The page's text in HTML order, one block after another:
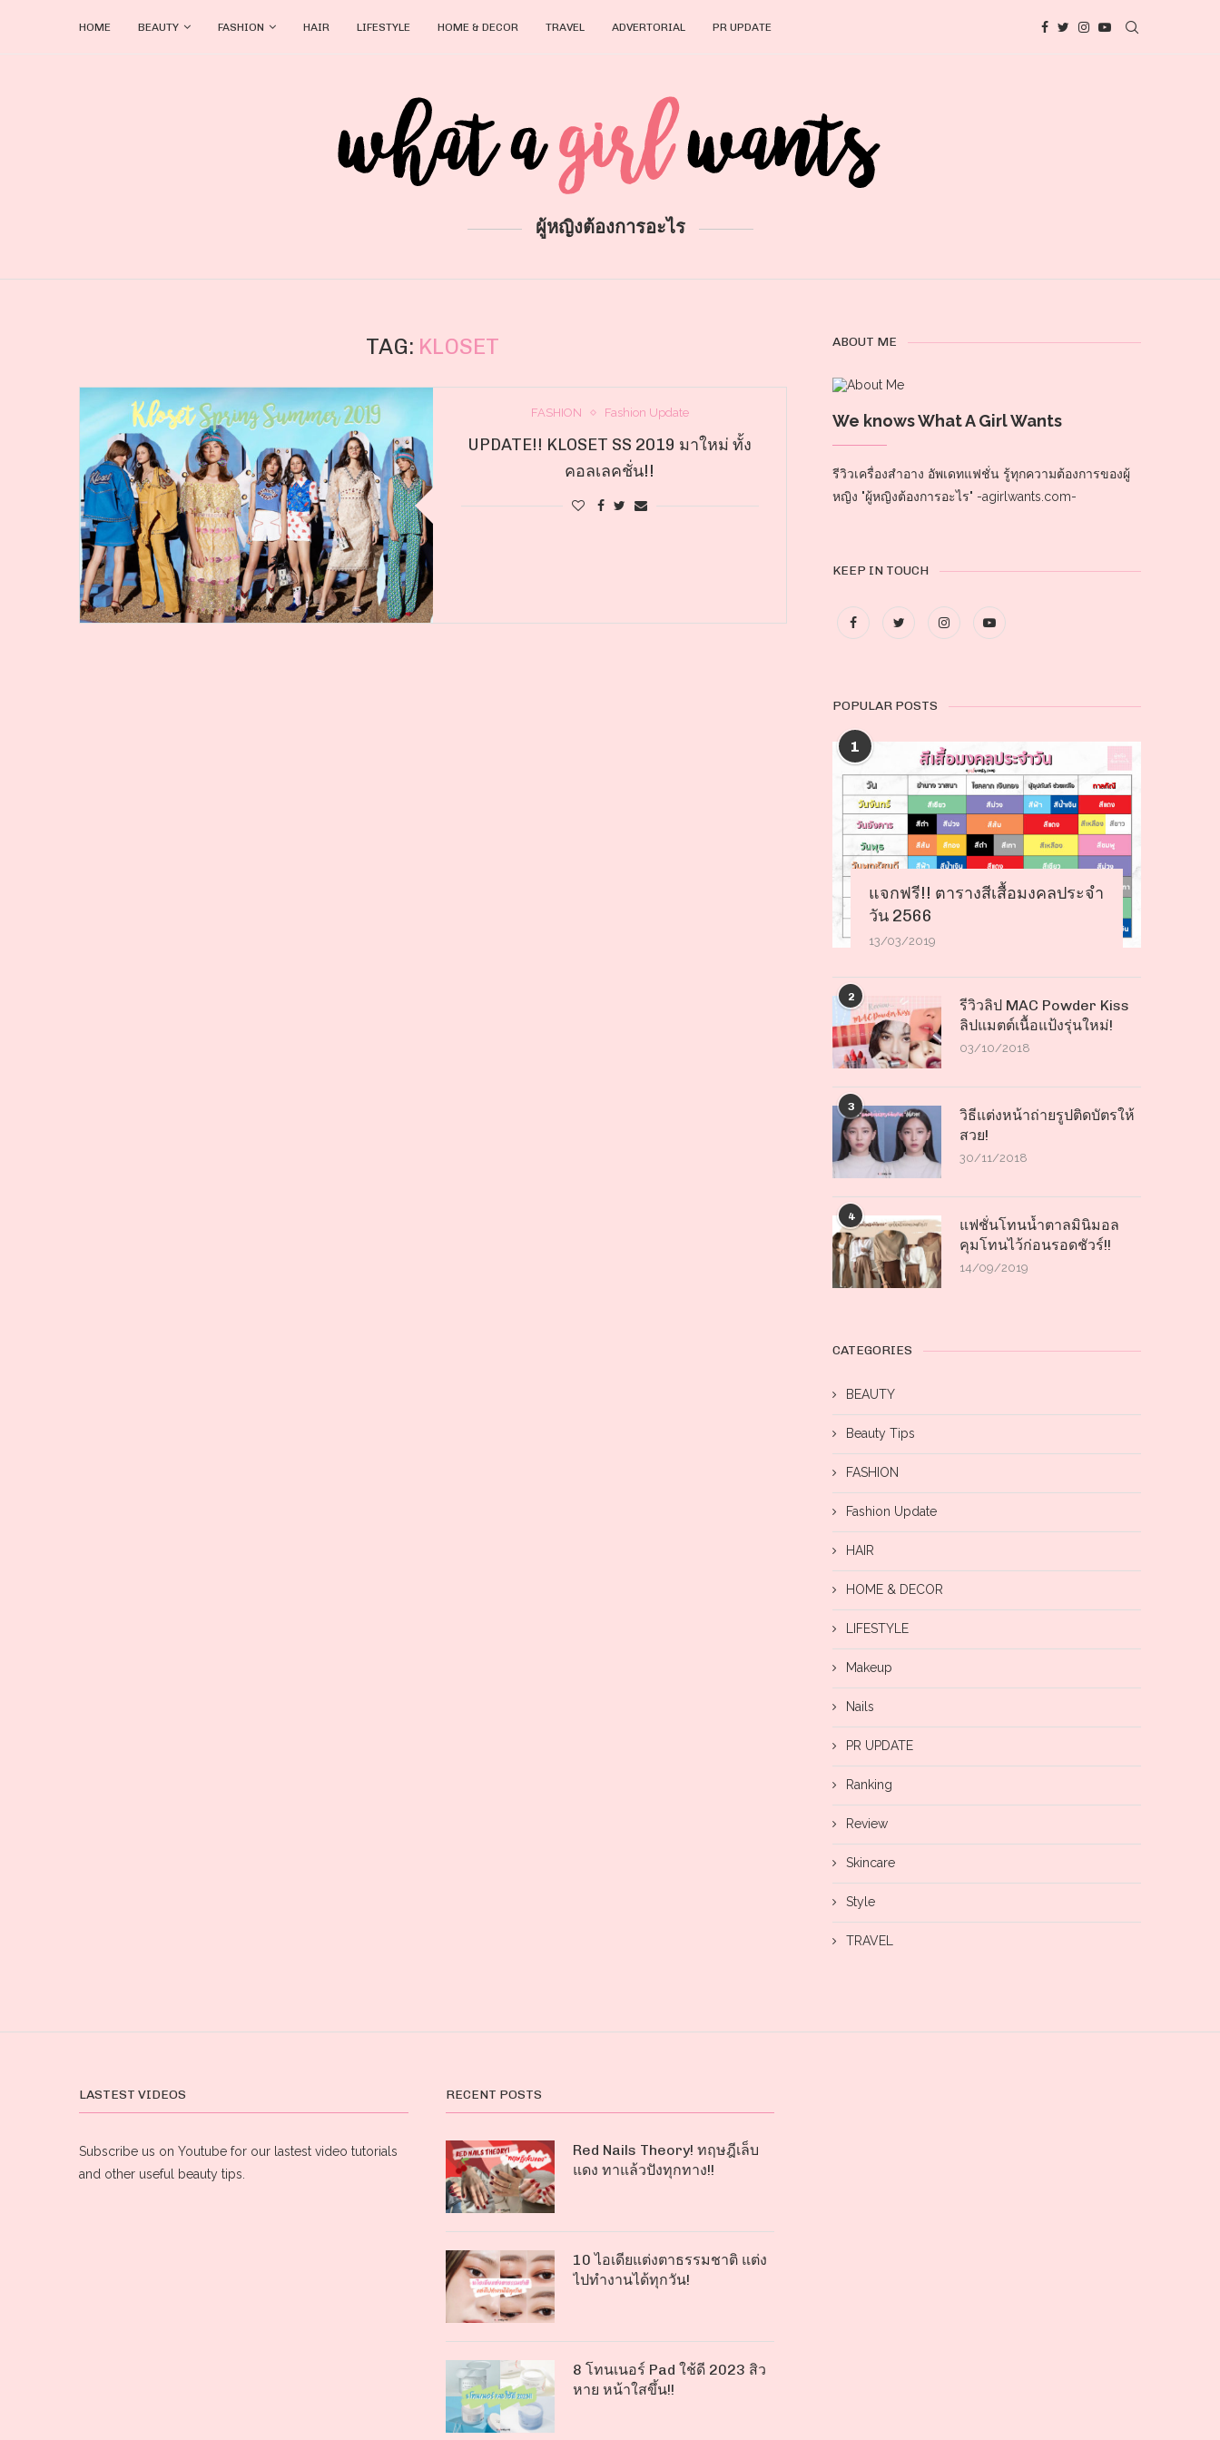
HOME BEAUTY FASHION HAIR LIFESTYLE HOME & DECOR TRAVEL ADVERTORIAL PR UPDATE
ผู้หญิงต้องการอะไร
TAG: KLOSET
FASHION Fashion Update
UPDATE!! KLOSET SS 2019 มาใหม่ ทั้ง
คอลเลคชั่น!!
ABOUT ME
We knows What A Girl Wants
รีวิวเครื่องสำอาง อัพเดทแฟชั่น รู้ทุกความต้องการของผู้
หญิง "ผู้หญิงต้องการอะไร" -agirlwants.com-
KEEP IN TOUCH
POPULAR POSTS
1
แจกฟรี!! ตารางสีเสื้อมงคลประจำ
วัน 2566
13/03/2019
2
รีวิวลิป MAC Powder Kiss
ลิปแมตต์เนื้อแป้งรุ่นใหม่!
03/10/2018
3
วิธีแต่งหน้าถ่ายรูปติดบัตรให้
สวย!
30/11/2018
4
แฟชั่นโทนน้ำตาลมินิมอล
คุมโทนไว้ก่อนรอดชัวร์!!
14/09/2019
CATEGORIES
BEAUTY
Beauty Tips
FASHION
Fashion Update
HAIR
HOME & DECOR
LIFESTYLE
Makeup
Nails
PR UPDATE
Ranking
Review
Skincare
Style
TRAVEL
LASTEST VIDEOS
Subscribe us on Youtube for our lastest video tutorials
and other useful beauty tips.
RECENT POSTS
Red Nails Theory! ทฤษฎีเล็บ
แดง ทาแล้วปังทุกทาง!!
10 ไอเดียแต่งตาธรรมชาติ แต่ง
ไปทำงานได้ทุกวัน!
8 โทนเนอร์ Pad ใช้ดี 2023 สิว
หาย หน้าใสขึ้น!!